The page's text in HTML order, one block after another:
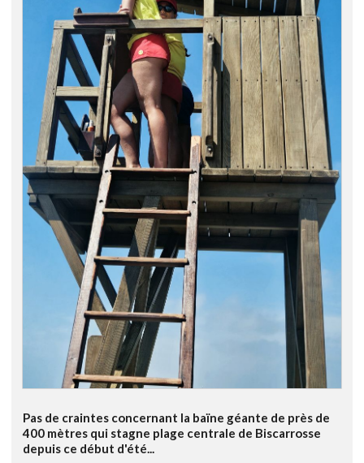
Pas de craintes concernant la baïne géante de près de
400 mètres qui stagne plage centrale de Biscarrosse
depuis ce début d'été...